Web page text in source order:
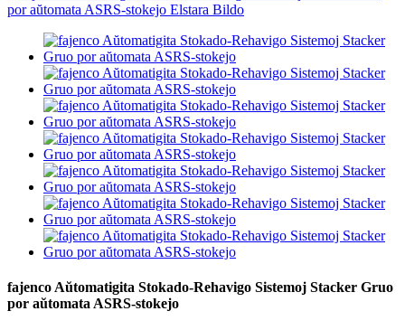
fajenco Aŭtomatigita Stokado-Rehavigo Sistemoj Stacker Gruo
por aŭtomata ASRS-stokejo